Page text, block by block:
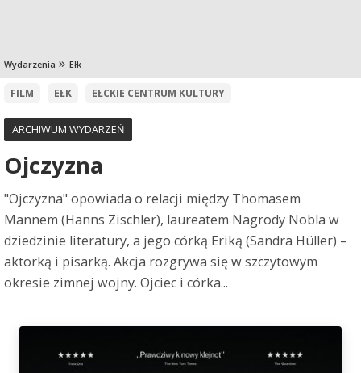
Wydarzenia Ełk
FILM EŁK EŁCKIE CENTRUM KULTURY
ARCHIWUM WYDARZEŃ
Ojczyzna
"Ojczyzna" opowiada o relacji między Thomasem
Mannem (Hanns Zischler), laureatem Nagrody Nobla w
dziedzinie literatury, a jego córką Eriką (Sandra Hüller) –
aktorką i pisarką. Akcja rozgrywa się w szczytowym
okresie zimnej wojny. Ojciec i córka...